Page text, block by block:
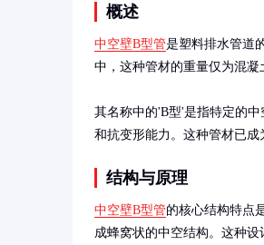
概述
中空壁B型管是塑料排水管道
中，这种管材的重量仅为混凝
其名称中的'B型'是指特定的
和抗变形能力。这种管材已成
结构与原理
中空壁B型管的核心结构特点
成蜂窝状的中空结构。这种